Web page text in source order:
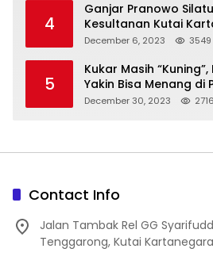
4
Ganjar Pranowo
Kesultanan Kutai
December 6, 2023 3549
5
Kukar Masih “Kuning”,
Yakin Bisa Menang di
December 30, 2023 2716
Contact Info
Jalan Tambak Rel GG
Tenggarong, Kutai